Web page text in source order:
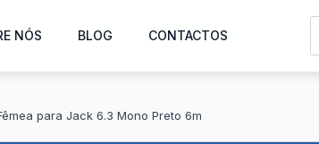
NÓS BLOG CONTACTOS
para Jack 6.3 Mono Preto 6m